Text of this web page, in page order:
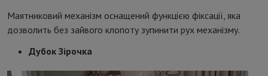
Маятниковий механізм оснащений функцією фіксації, яка
дозволить без зайвого клопоту зупинити рух механізму.
Дубок Зірочка